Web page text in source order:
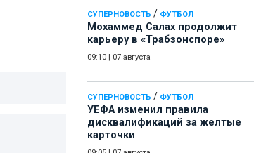
СУПЕРНОВОСТЬ / ФУТБОЛ
Мохаммед Салах продолжит
карьеру в «Трабзонспоре»
09:10 07 августа
СУПЕРНОВОСТЬ / ФУТБОЛ
УЕФА изменил правила
дисквалификаций за желтые
карточки